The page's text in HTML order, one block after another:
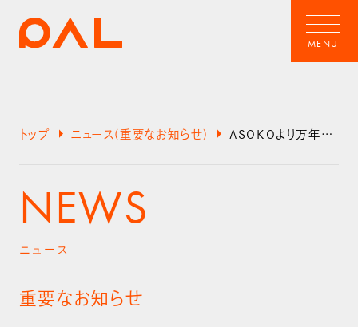
トップ arrow_right ニュース(重要なお知らせ) arrow_right ASOKOより万年カレンダーの不良に関するお詫びとお知らせ
NEWS
ニュース
重要なお知らせ